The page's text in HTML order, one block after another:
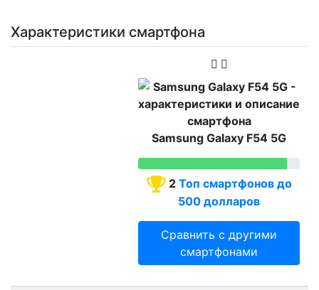
Характеристики смартфона
Samsung Galaxy F54 5G
2 Топ смартфонов до
500 долларов
Сравнить с другими
смартфонами